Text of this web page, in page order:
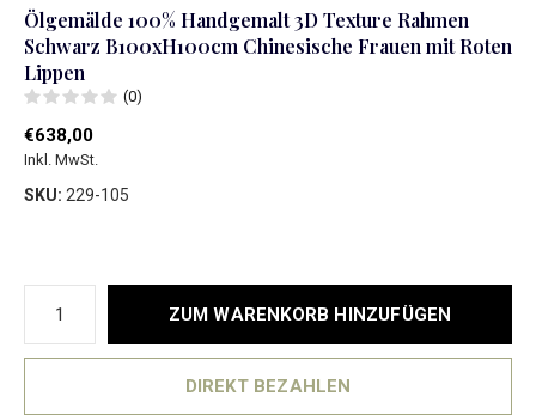
Ölgemälde 100% Handgemalt 3D Texture Rahmen
Schwarz B100xH100cm Chinesische Frauen mit Roten
Lippen
(0)
€638,00
Inkl. MwSt.
SKU: 229-105
ZUM WARENKORB HINZUFÜGEN
DIREKT BEZAHLEN